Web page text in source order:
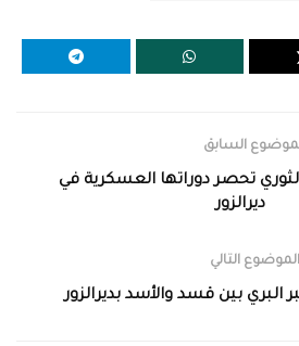
السابق
تحصر دوراتها العسكرية في
ديرالزور
الموضوع التالي
البري بين قسد والأسد بديرالزور